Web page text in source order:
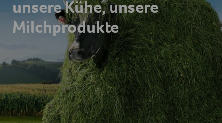
unsere Kühe, unsere
Milchprodukte